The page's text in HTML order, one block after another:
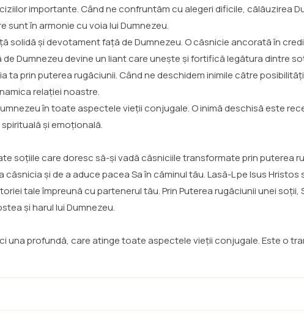
importante. Când ne confruntăm cu alegeri dificile, călăuzirea
în armonie cu voia lui Dumnezeu.
solidă și devotament față de Dumnezeu. O căsnicie ancorată în
Dumnezeu devine un liant care unește și fortifică legătura dintre
ta prin puterea rugăciunii. Când ne deschidem inimile către
relației noastre.
în toate aspectele vieții conjugale. O inimă deschisă este
și emoțională.
soțiile care doresc să-și vadă căsniciile transformate prin puterea
și de a aduce pacea Sa în căminul tău. Lasă-L pe Isus
tale împreună cu partenerul tău. Prin Puterea rugăciunii unei soții,
și harul lui Dumnezeu.
una profundă, care atinge toate aspectele vieții conjugale. Este o